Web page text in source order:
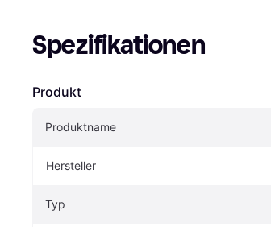
Spezifikationen
Produkt
Produktname
Hersteller
Typ